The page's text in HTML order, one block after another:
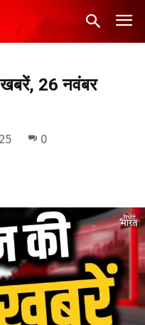
खबरें, 26 नवंबर
0